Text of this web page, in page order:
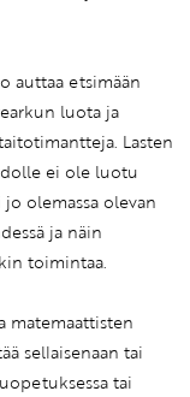
auttaa etsimään
luota ja
Lasten
ei ole luotu
olemassa olevan
ja näin
toimintaa.
matemaattisten
sellaisenaan tai
tai